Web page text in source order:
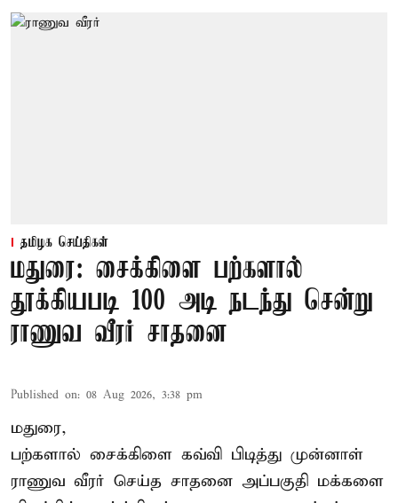
தமிழக செய்திகள்
மதுரை: சைக்கிளை பற்களால்
தூக்கியபடி 100 அடி நடந்து சென்று
ராணுவ வீரர் சாதனை
Published on: 08 Aug 2026, 3:38 pm
மதுரை,
பற்களால் சைக்கிளை கவ்வி பிடித்து முன்னாள்
ராணுவ வீரர் செய்த சாதனை அப்பகுதி மக்களை